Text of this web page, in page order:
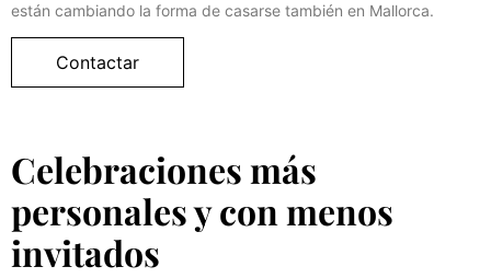
están cambiando la forma de casarse también en Mallorca.
Contactar
Celebraciones más
personales y con menos
invitados